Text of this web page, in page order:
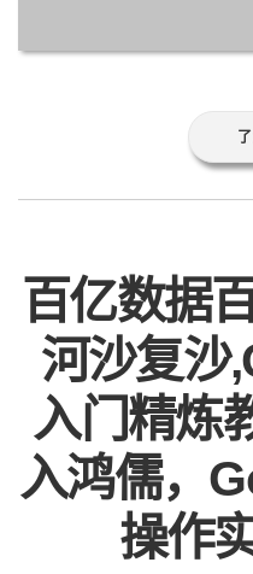
百亿数据
河沙复沙
入门精炼
入鸿儒，
操作